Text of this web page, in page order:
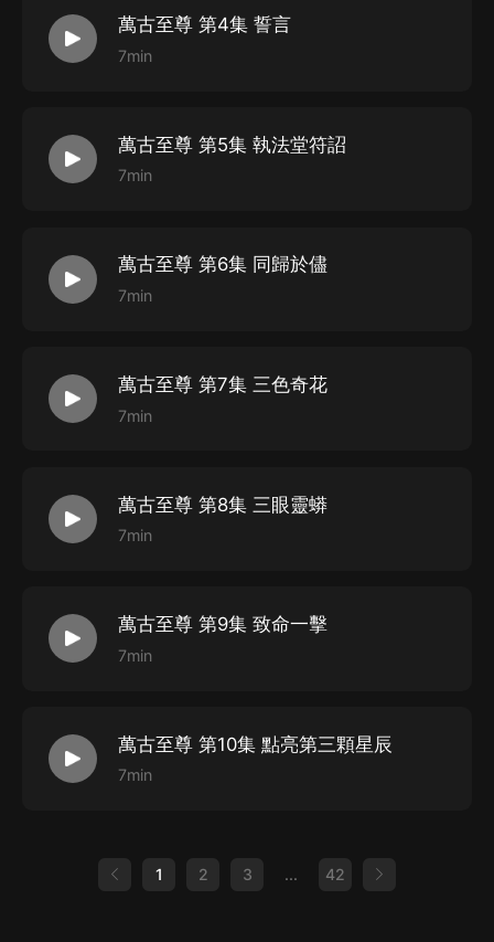
萬古至尊 第4集 誓言
7min
萬古至尊 第5集 執法堂符詔
7min
萬古至尊 第6集 同歸於儘
7min
萬古至尊 第7集 三色奇花
7min
萬古至尊 第8集 三眼靈蟒
7min
萬古至尊 第9集 致命一擊
7min
萬古至尊 第10集 點亮第三顆星辰
7min
1 2 3 ... 42